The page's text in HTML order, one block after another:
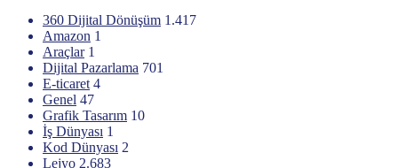
360 Dijital Dönüşüm 1.417
Amazon 1
Araçlar 1
Dijital Pazarlama 701
E-ticaret 4
Genel 47
Grafik Tasarım 10
İş Dünyası 1
Kod Dünyası 2
Lejyo 2.683